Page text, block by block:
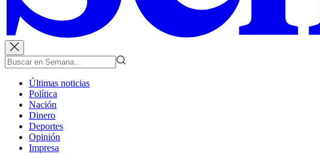
Últimas noticias
Política
Nación
Dinero
Deportes
Opinión
Impresa